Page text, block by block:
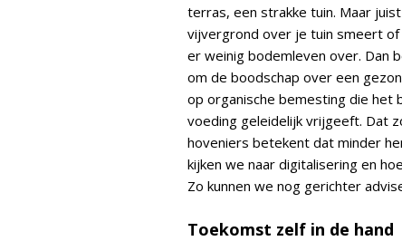
terras, een strakke tuin. Maar
vijvergrond over je tuin smeert
er weinig bodemleven over. Dan
om de boodschap over een
op organische bemesting die
voeding geleidelijk vrijgeeft. Dat
hoveniers betekent dat minder
kijken we naar digitalisering en
Zo kunnen we nog gerichter
Toekomst zelf in de hand